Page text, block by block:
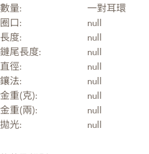
數量:
一對耳環
圈口:
null
長度:
null
鏈尾長度:
null
直徑:
null
鑲法:
null
金重(克):
null
金重(兩):
null
拋光:
null